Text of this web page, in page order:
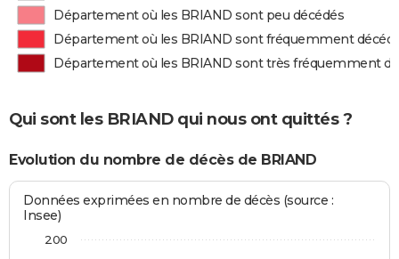
Département où les BRIAND sont peu décédés
Département où les BRIAND sont fréquemment
Département où les BRIAND sont très fréquemment
Qui sont les BRIAND qui nous ont quittés ?
Evolution du nombre de décès de BRIAND
Données exprimées en nombre de décès (source :
Insee)
200